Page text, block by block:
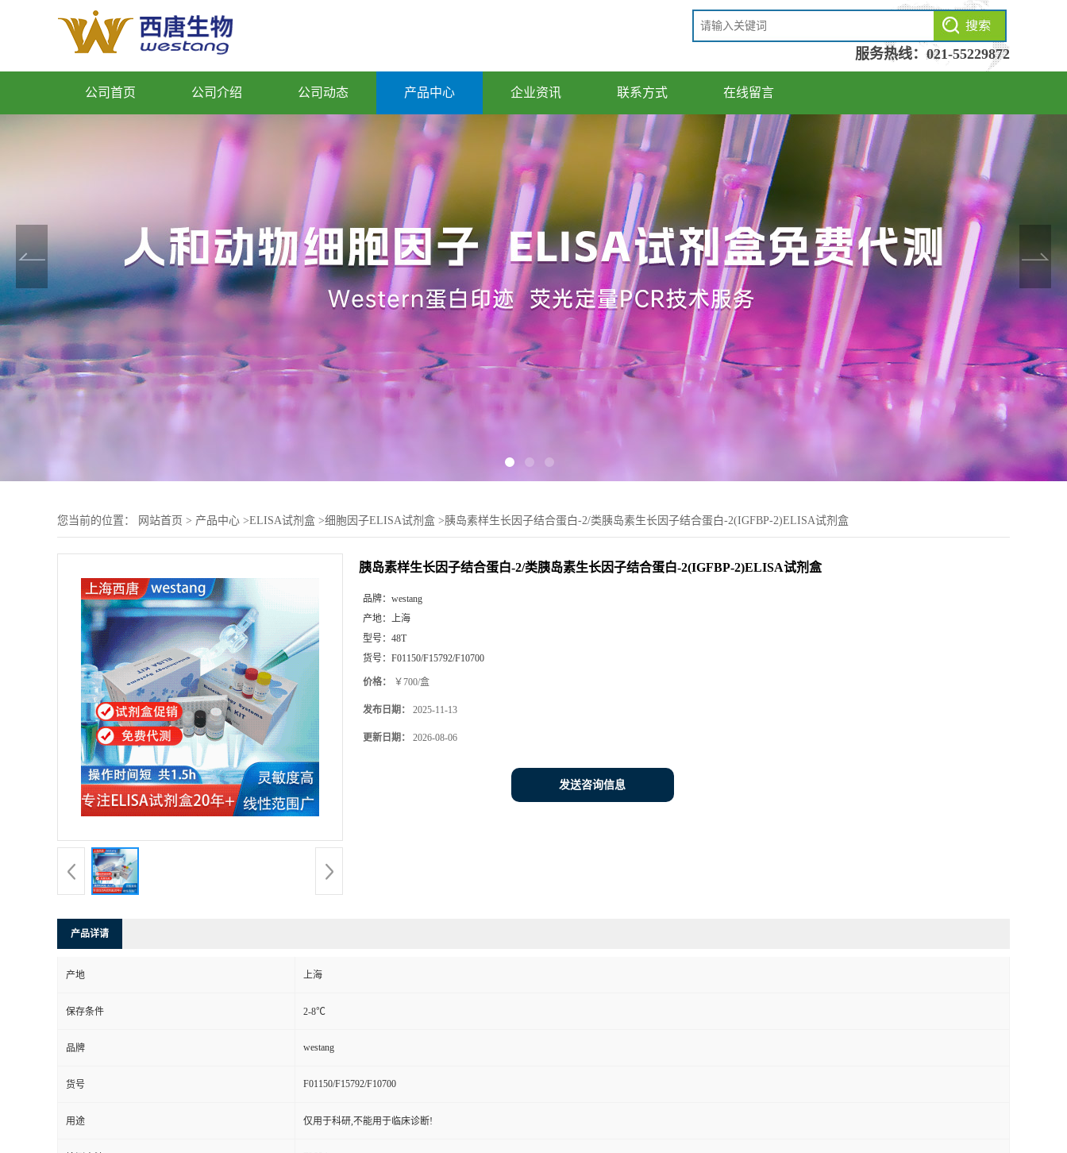
服务热线： 021-55229872
公司首页 公司介绍 公司动态 产品中心 企业资讯 联系方式 在线留言
您当前的位置： 网站首页 > 产品中心 >ELISA试剂盒 >细胞因子ELISA试剂盒 >胰岛素样生长因子结合蛋白-2/类胰岛素生长因子结合蛋白-2(IGFBP-2)ELISA试剂盒
胰岛素样生长因子结合蛋白-2/类胰岛素生长因子结合蛋白-2(IGFBP-2)ELISA试剂盒
品牌： westang
产地： 上海
型号： 48T
货号： F01150/F15792/F10700
价格： ￥700/盒
发布日期： 2025-11-13
更新日期： 2026-08-06
发送咨询信息
产品详请
产地 上海
保存条件 2-8℃
品牌 westang
货号 F01150/F15792/F10700
用途 仅用于科研,不能用于临床诊断!